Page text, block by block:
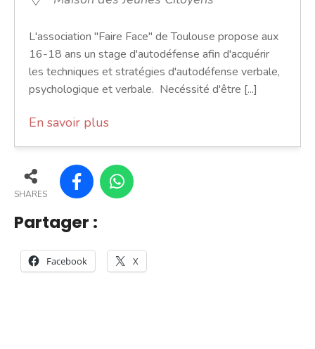
L'association "Faire Face" de Toulouse propose aux
16-18 ans un stage d'autodéfense afin d'acquérir
les techniques et stratégies d'autodéfense verbale,
psychologique et verbale. Necéssité d'être [...]
En savoir plus
SHARES
Partager :
Facebook X